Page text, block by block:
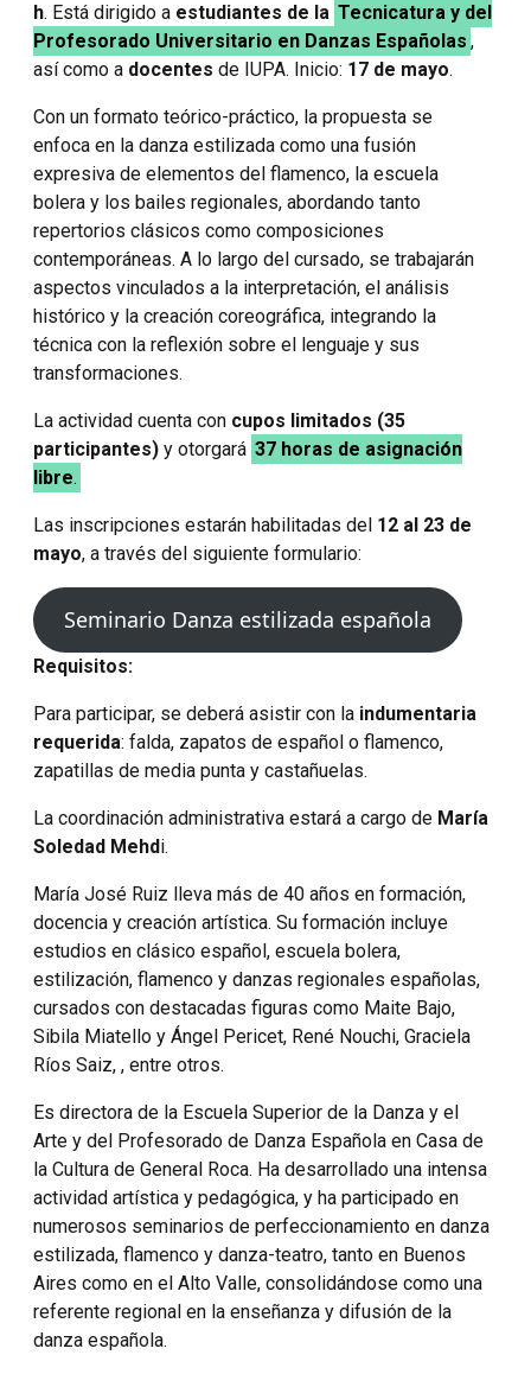
h. Está dirigido a estudiantes de la Tecnicatura y del
Profesorado Universitario en Danzas Españolas ,
así como a docentes de IUPA. Inicio: 17 de mayo.
Con un formato teórico-práctico, la propuesta se
enfoca en la danza estilizada como una fusión
expresiva de elementos del flamenco, la escuela
bolera y los bailes regionales, abordando tanto
repertorios clásicos como composiciones
contemporáneas. A lo largo del cursado, se trabajarán
aspectos vinculados a la interpretación, el análisis
histórico y la creación coreográfica, integrando la
técnica con la reflexión sobre el lenguaje y sus
transformaciones.
La actividad cuenta con cupos limitados (35
participantes) y otorgará 37 horas de asignación
libre.
Las inscripciones estarán habilitadas del 12 al 23 de
mayo, a través del siguiente formulario:
Seminario Danza estilizada española
Requisitos:
Para participar, se deberá asistir con la indumentaria
requerida: falda, zapatos de español o flamenco,
zapatillas de media punta y castañuelas.
La coordinación administrativa estará a cargo de María
Soledad Mehdi.
María José Ruiz lleva más de 40 años en formación,
docencia y creación artística. Su formación incluye
estudios en clásico español, escuela bolera,
estilización, flamenco y danzas regionales españolas,
cursados con destacadas figuras como Maite Bajo,
Sibila Miatello y Ángel Pericet, René Nouchi, Graciela
Ríos Saiz, , entre otros.
Es directora de la Escuela Superior de la Danza y el
Arte y del Profesorado de Danza Española en Casa de
la Cultura de General Roca. Ha desarrollado una intensa
actividad artística y pedagógica, y ha participado en
numerosos seminarios de perfeccionamiento en danza
estilizada, flamenco y danza-teatro, tanto en Buenos
Aires como en el Alto Valle, consolidándose como una
referente regional en la enseñanza y difusión de la
danza española.